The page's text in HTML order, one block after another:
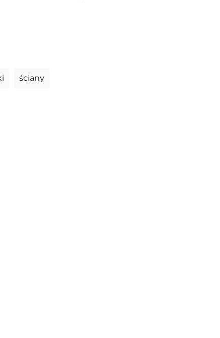
ściany